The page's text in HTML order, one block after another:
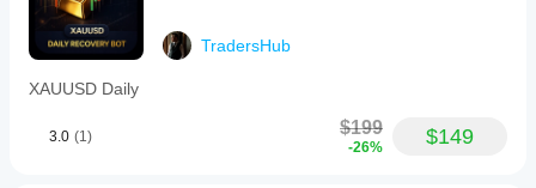
TradersHub
XAUUSD Daily
3.0 (1) $199
-26% $149